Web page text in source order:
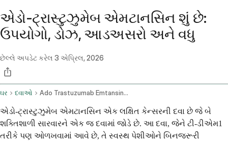
એડો-ટ્રાસ્ટુઝુમેબ એમટાનસિન શું છે:
ઉપયોગો, ડોઝ, આડઅસરો અને વધુ
છેલ્લે અપડેટ કરેલ 3 એપ્રિલ, 2026
ઘર દવાઓ Ado Trastuzumab Emtansine Intravenous Route
એડો-ટ્રાસ્ટુઝુમેબ એમટાનસિન એક લક્ષિત કેન્સરની દવા છે જે બે
શક્તિશાળી સારવારને એક જ દવામાં જોડે છે. આ દવા, જેને ટી-ડીએમ1
તરીકે પણ ઓળખવામાં આવે છે, તે સ્વસ્થ પેશીઓને બિનજરૂરી